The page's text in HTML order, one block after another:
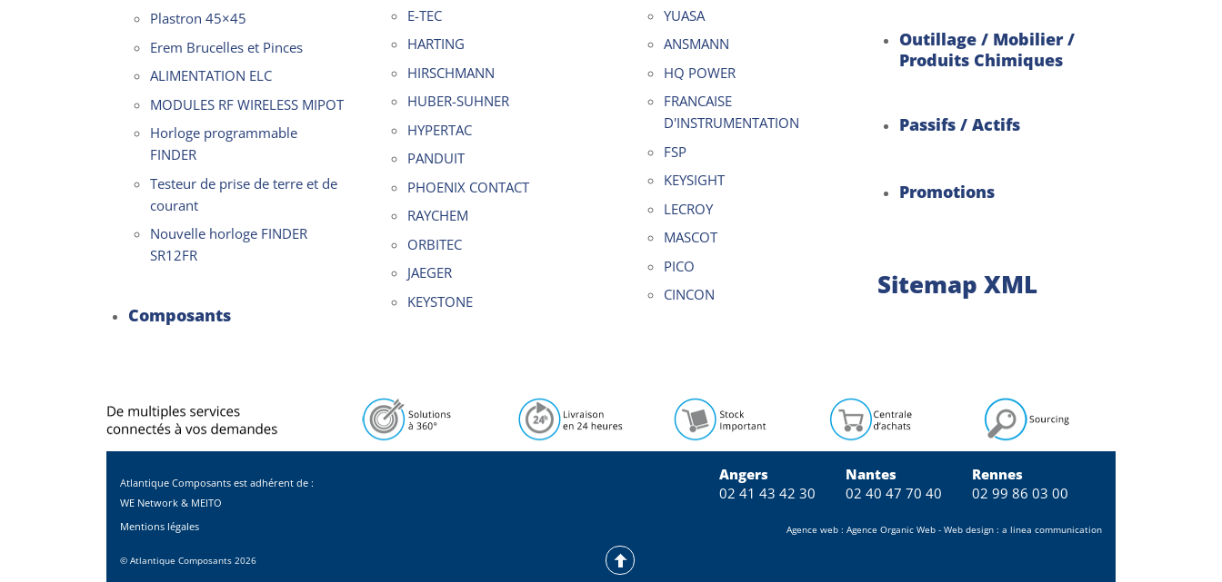
Plastron 45×45
Erem Brucelles et Pinces
ALIMENTATION ELC
MODULES RF WIRELESS MIPOT
Horloge programmable
FINDER
Testeur de prise de terre et de
courant
Nouvelle horloge FINDER
SR12FR
Composants
E-TEC
HARTING
HIRSCHMANN
HUBER-SUHNER
HYPERTAC
PANDUIT
PHOENIX CONTACT
RAYCHEM
ORBITEC
JAEGER
KEYSTONE
YUASA
ANSMANN
HQ POWER
FRANCAISE
D'INSTRUMENTATION
FSP
KEYSIGHT
LECROY
MASCOT
PICO
CINCON
Outillage / Mobilier /
Produits Chimiques
Passifs / Actifs
Promotions
Sitemap XML
Atlantique Composants est adhérent de :
WE Network & MEITO
Angers
02 41 43 42 30
Nantes
02 40 47 70 40
Rennes
02 99 86 03 00
Agence web : Agence Organic Web - Web design : a linea communication
Mentions légales
© Atlantique Composants 2026